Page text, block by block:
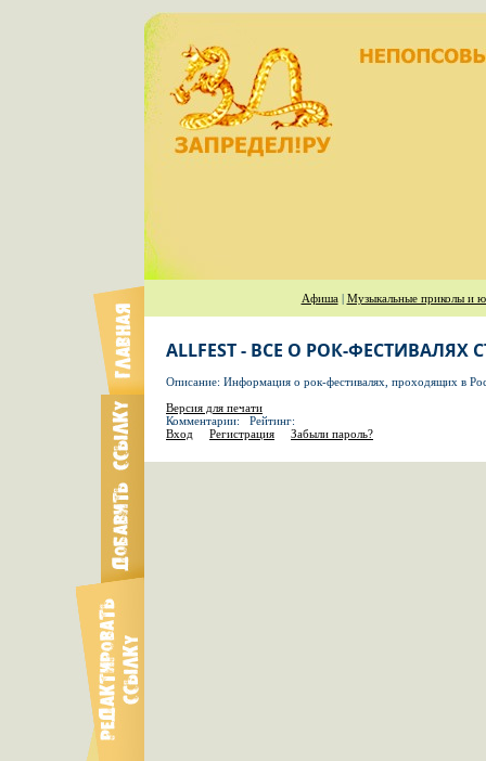
Афиша| Музыкальные приколы и
ALLFEST - ВСЕ О РОК-ФЕСТИВАЛЯХ
Описание: Информация о рок-фестивалях, проходящих в
Версия для печати
Комментарии: Рейтинг:
Вход
Регистрация Забыли пароль?